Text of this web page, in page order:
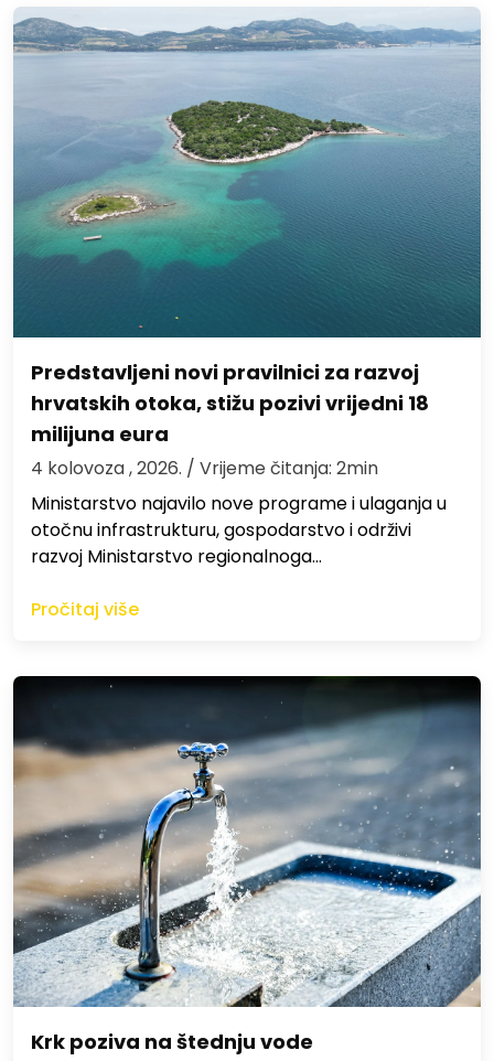
Predstavljeni novi pravilnici za razvoj
hrvatskih otoka, stižu pozivi vrijedni 18
milijuna eura
4 kolovoza , 2026. / Vrijeme čitanja: 2min
Ministarstvo najavilo nove programe i ulaganja u
otočnu infrastrukturu, gospodarstvo i održivi
razvoj Ministarstvo regionalnoga…
Pročitaj više
Krk poziva na štednju vode